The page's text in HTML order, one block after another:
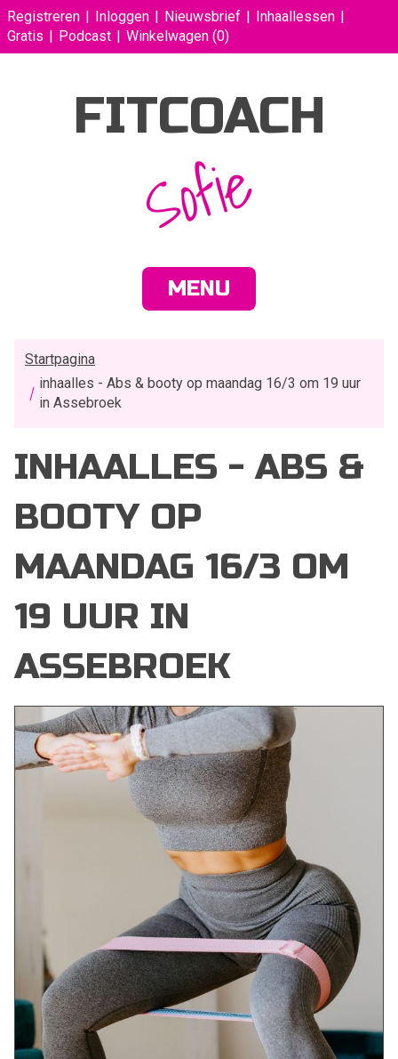
Registreren Inloggen Nieuwsbrief
Inhaallessen
Gratis
Podcast Winkelwagen (0)
FITCOACH
Sofie
MENU
Startpagina
inhaalles - Abs & booty op maandag 16/3 om 19 uur
in Assebroek
INHAALLES - ABS &
BOOTY OP
MAANDAG 16/3 OM
19 UUR IN
ASSEBROEK